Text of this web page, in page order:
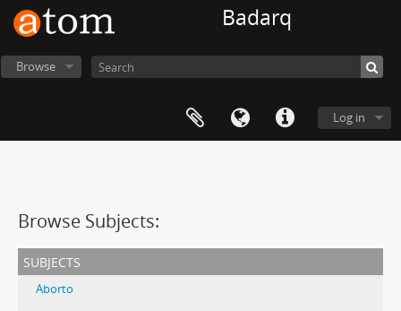
Badarq
Browse
Log in
Browse Subjects:
subjects
Aborto